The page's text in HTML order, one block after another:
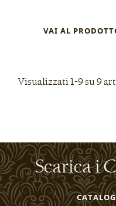
VAI AL
Visualizzati 1-9 su 9
Scarica i